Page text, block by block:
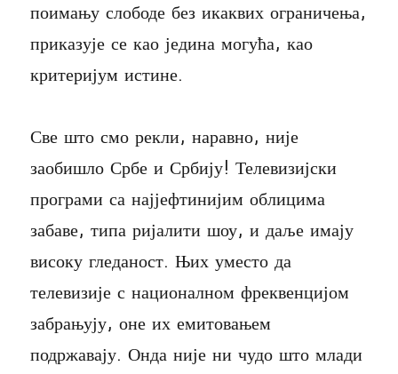
поимању слободе без икаквих ограничења,
приказује се као једина могућа, као
критеријум истине.
Све што смо рекли, наравно, није
заобишло Србе и Србију! Телевизијски
програми са најјефтинијим облицима
забаве, типа ријалити шоу, и даље имају
високу гледаност. Њих уместо да
телевизије с националном фреквенцијом
забрањују, оне их емитовањем
подржавају. Онда није ни чудо што млади